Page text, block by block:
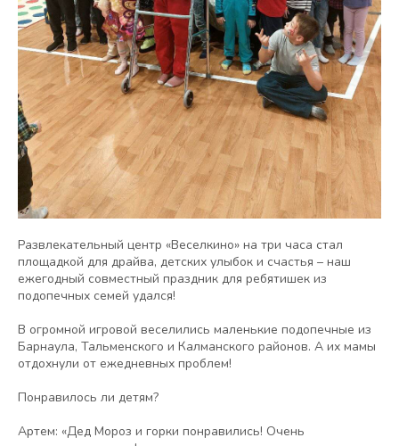
Развлекательный центр «Веселкино» на три часа стал
площадкой для драйва, детских улыбок и счастья – наш
ежегодный совместный праздник для ребятишек из
подопечных семей удался!
В огромной игровой веселились маленькие подопечные из
Барнаула, Тальменского и Калманского районов. А их мамы
отдохнули от ежедневных проблем!
Понравилось ли детям?
Артем: «Дед Мороз и горки понравились! Очень